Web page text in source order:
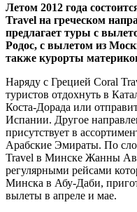
Летом 2012 года
Travel на греческом
предлагает туры с
Родос, с вылетом из
также курорты
Наряду с Грецией Coral
туристов отдохнуть в
Коста-Дорада или
Испании. Другое
присутствует в
Арабские Эмираты. По
Travel в Минске Жанны
регулярными рейсами
Минска в Абу-Даби,
вылеты в апреле и мае.